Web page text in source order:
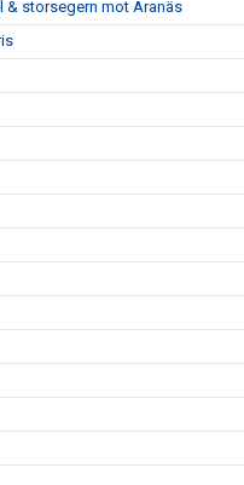
& storsegern mot Aranäs